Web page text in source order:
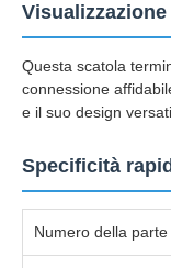
Questa scatola
connessione
e il suo design
Specificità
Numero della parte